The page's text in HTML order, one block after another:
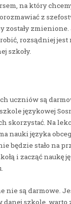
na który
z
zostały
rozsądniej
szkoły.
uczniów są
językowej
skorzystać. Na
nauki języka
będzie stało na
i zacząć naukę
nie są darmowe.
danej szkole, warto